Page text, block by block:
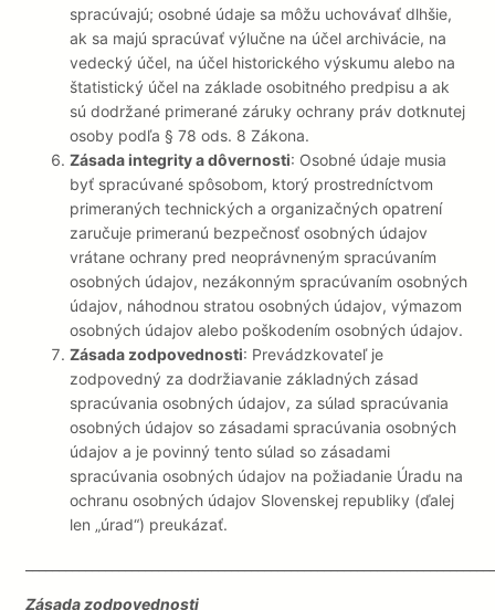
spracúvajú; osobné údaje sa môžu uchovávať dlhšie,
ak sa majú spracúvať výlučne na účel archivácie, na
vedecký účel, na účel historického výskumu alebo na
štatistický účel na základe osobitného predpisu a ak
sú dodržané primerané záruky ochrany práv dotknutej
osoby podľa § 78 ods. 8 Zákona.
Zásada integrity a dôvernosti: Osobné údaje musia
byť spracúvané spôsobom, ktorý prostredníctvom
primeraných technických a organizačných opatrení
zaručuje primeranú bezpečnosť osobných údajov
vrátane ochrany pred neoprávneným spracúvaním
osobných údajov, nezákonným spracúvaním osobných
údajov, náhodnou stratou osobných údajov, výmazom
osobných údajov alebo poškodením osobných údajov.
Zásada zodpovednosti: Prevádzkovateľ je
zodpovedný za dodržiavanie základných zásad
spracúvania osobných údajov, za súlad spracúvania
osobných údajov so zásadami spracúvania osobných
údajov a je povinný tento súlad so zásadami
spracúvania osobných údajov na požiadanie Úradu na
ochranu osobných údajov Slovenskej republiky (ďalej
len „úrad“) preukázať.
Zásada zodpovednosti